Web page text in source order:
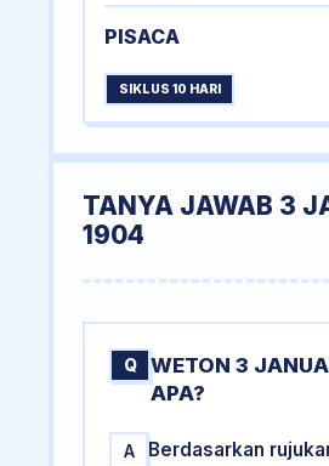
PISACA
SIKLUS 10 HARI
TANYA JAWAB 3
1904
Q
WETON 3
APA?
A
Berdasarkan